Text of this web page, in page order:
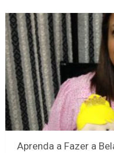
Aprenda a Fazer a